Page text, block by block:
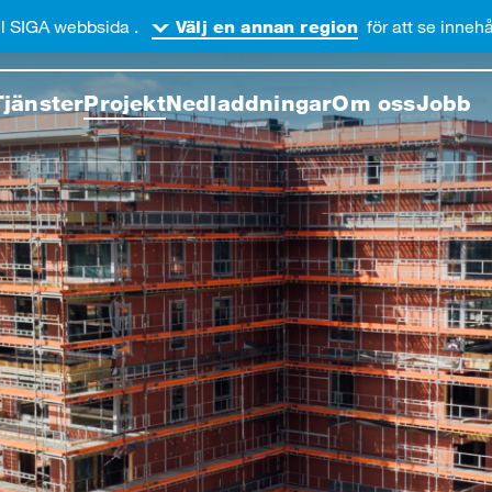
denna webbsida
ProjektNedladdningarOm ossJobb
SIGA webbsida . Välj en annan region för att se